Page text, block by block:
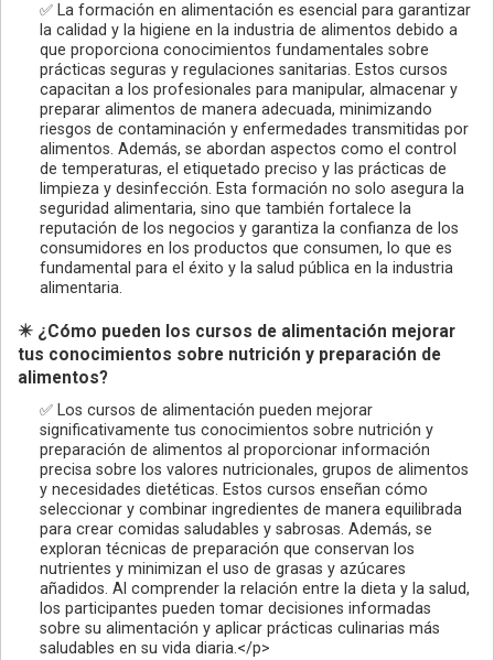
✅ La formación en alimentación es esencial para garantizar
la calidad y la higiene en la industria de alimentos debido a
que proporciona conocimientos fundamentales sobre
prácticas seguras y regulaciones sanitarias. Estos cursos
capacitan a los profesionales para manipular, almacenar y
preparar alimentos de manera adecuada, minimizando
riesgos de contaminación y enfermedades transmitidas por
alimentos. Además, se abordan aspectos como el control
de temperaturas, el etiquetado preciso y las prácticas de
limpieza y desinfección. Esta formación no solo asegura la
seguridad alimentaria, sino que también fortalece la
reputación de los negocios y garantiza la confianza de los
consumidores en los productos que consumen, lo que es
fundamental para el éxito y la salud pública en la industria
alimentaria.
✴️ ¿Cómo pueden los cursos de alimentación mejorar
tus conocimientos sobre nutrición y preparación de
alimentos?
✅ Los cursos de alimentación pueden mejorar
significativamente tus conocimientos sobre nutrición y
preparación de alimentos al proporcionar información
precisa sobre los valores nutricionales, grupos de alimentos
y necesidades dietéticas. Estos cursos enseñan cómo
seleccionar y combinar ingredientes de manera equilibrada
para crear comidas saludables y sabrosas. Además, se
exploran técnicas de preparación que conservan los
nutrientes y minimizan el uso de grasas y azúcares
añadidos. Al comprender la relación entre la dieta y la salud,
los participantes pueden tomar decisiones informadas
sobre su alimentación y aplicar prácticas culinarias más
saludables en su vida diaria.</p>